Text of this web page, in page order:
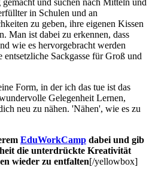
in Schulen und an
zu geben, ihre eigenen Kissen
Man ist dabei zu erkennen, dass
wie es hervorgebracht werden
Sackgasse für Groß und
Form, in der ich das tue ist das
Gelegenheit Lernen,
neu zu nähen. 'Nähen', wie es zu
EduWorkCamp dabei und gib
die unterdrückte Kreativität
wieder zu entfalten[/yellowbox]